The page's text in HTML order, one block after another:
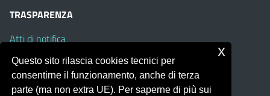
TRASPARENZA
Atti di notifica
Albo on line
Amministrazione Trasparente
Obiettivi di Accessibilità
Questo sito rilascia cookies tecnici per
consentirne il funzionamento, anche di terza
parte (ma non extra UE). Per saperne di più sui
x